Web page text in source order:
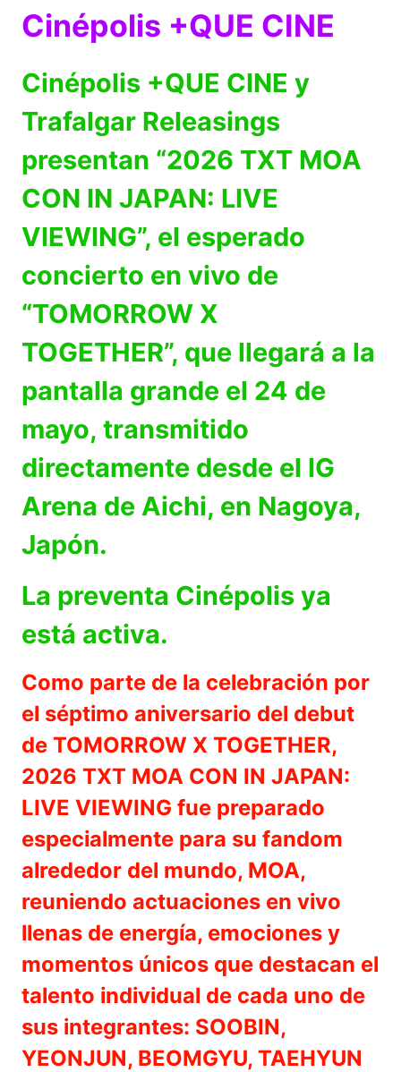
Cinépolis +QUE CINE
Cinépolis +QUE CINE y
Trafalgar Releasings
presentan “2026 TXT MOA
CON IN JAPAN: LIVE
VIEWING”, el esperado
concierto en vivo de
“TOMORROW X
TOGETHER”, que llegará a la
pantalla grande el 24 de
mayo, transmitido
directamente desde el IG
Arena de Aichi, en Nagoya,
Japón.
La preventa Cinépolis ya
está activa.
Como parte de la celebración por
el séptimo aniversario del debut
de TOMORROW X TOGETHER,
2026 TXT MOA CON IN JAPAN:
LIVE VIEWING fue preparado
especialmente para su fandom
alrededor del mundo, MOA,
reuniendo actuaciones en vivo
llenas de energía, emociones y
momentos únicos que destacan el
talento individual de cada uno de
sus integrantes: SOOBIN,
YEONJUN, BEOMGYU, TAEHYUN